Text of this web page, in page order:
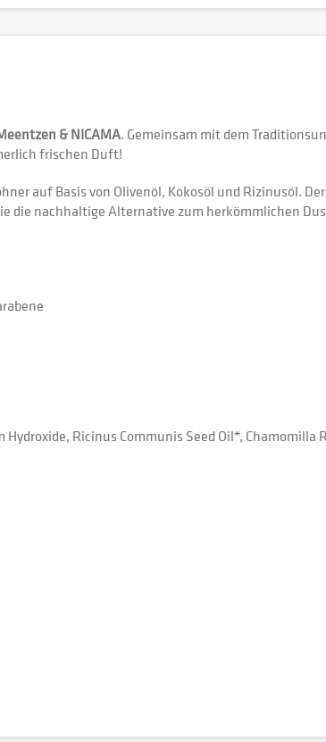
& NICAMA. Gemeinsam mit dem
frischen Duft!
auf Basis von Olivenöl, Kokosöl und Rizinusöl.
die nachhaltige Alternative zum herkömmlichen
Hydroxide, Ricinus Communis Seed Oil*,